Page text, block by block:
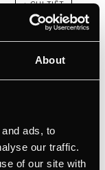
About
ads, to
our traffic.
of our site with
+ CHI TIÊT